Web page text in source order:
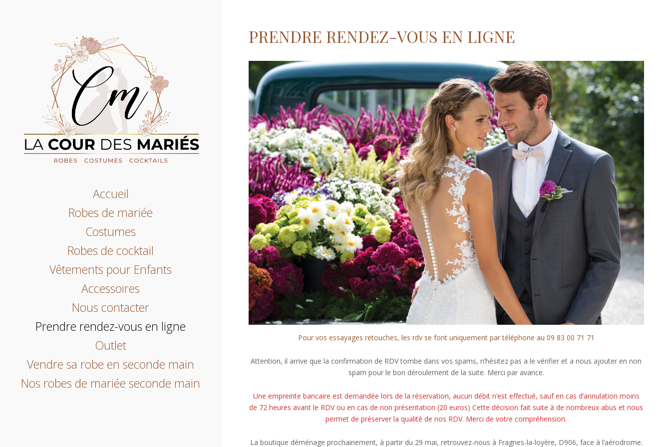
Accueil
Robes de mariée
Costumes
Robes de cocktail
Vêtements pour Enfants
Accessoires
Nous contacter
Prendre rendez-vous en ligne
Outlet
Vendre sa robe en seconde main
Nos robes de mariée seconde main
PRENDRE RENDEZ-VOUS EN LIGNE
Pour vos essayages retouches, les rdv se font uniquement par téléphone au 09 83 00 71 71
Attention, il arrive que la confirmation de RDV tombe dans vos spams, n’hésitez pas a le vérifier et a nous ajouter en non
spam pour le bon déroulement de la suite. Merci par avance.
Une empreinte bancaire est demandée lors de la réservation, aucun débit n’est effectué, sauf en cas d’annulation moins
de 72 heures avant le RDV ou en cas de non présentation (20 euros) Cette décision fait suite à de nombreux abus et nous
permet de préserver la qualité de nos RDV. Merci de votre compréhension.
La boutique déménage prochainement, à partir du 29 mai, retrouvez-nous à Fragnes-la-loyère, D906, face à l’aérodrome.